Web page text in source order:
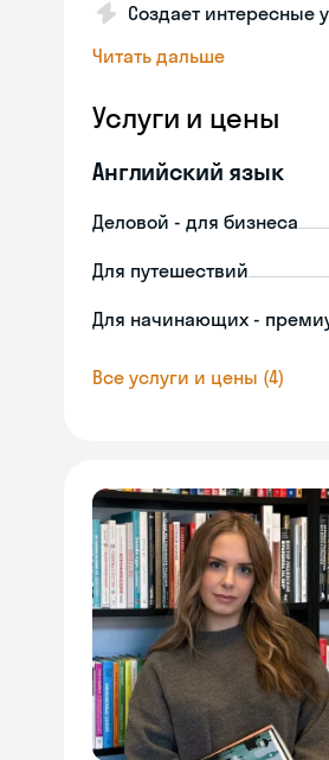
Создает интересные
Читать дальше
Услуги и цены
Английский язык
Деловой - для бизнеса
Для путешествий
Для начинающих -
Все услуги и цены (4)